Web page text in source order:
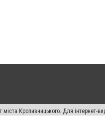
Кропивницького. Для